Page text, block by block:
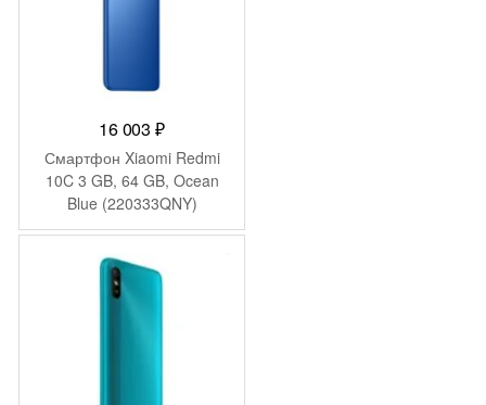
16 003₽
Смартфон Xiaomi Redmi
10C 3 GB, 64 GB, Ocean
Blue (220333QNY)